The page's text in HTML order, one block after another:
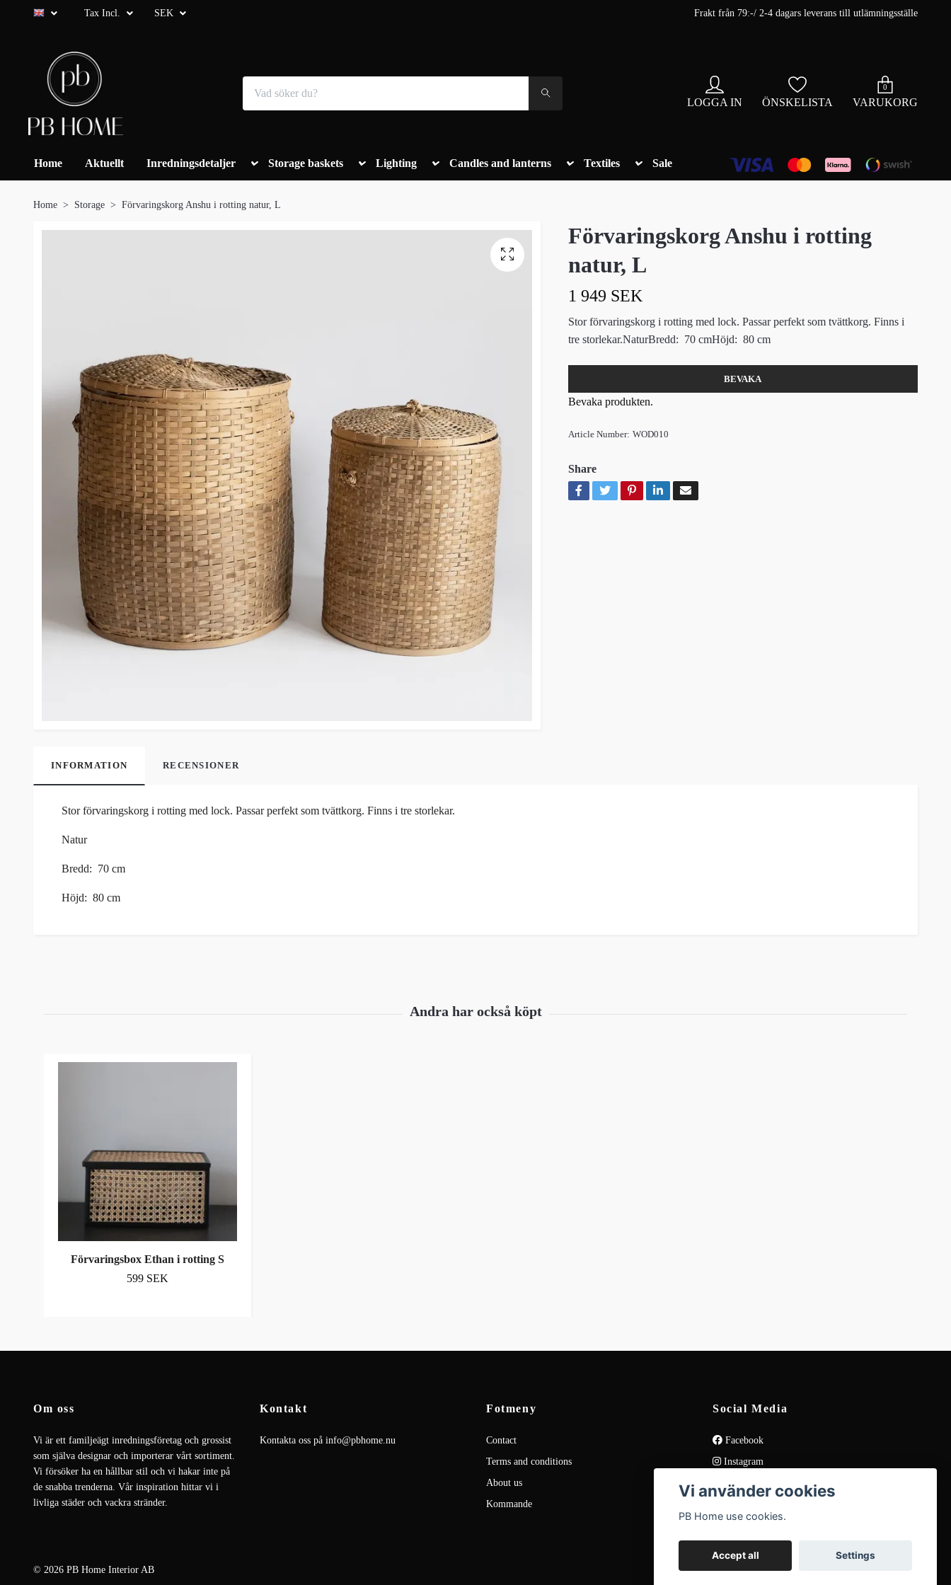
Tax Incl. SEK Frakt från 79:-/ 2-4 dagars leverans till utlämningsställe
LOGGA IN ÖNSKELISTA
0
VARUKORG
Home Aktuellt Inredningsdetaljer Storage baskets Lighting Candles and lanterns Textiles Sale
Home Storage Förvaringskorg Anshu i rotting natur, L
Förvaringskorg Anshu i rotting
natur, L
1 949 SEK
Stor förvaringskorg i rotting med lock. Passar perfekt som tvättkorg. Finns i
tre storlekar.NaturBredd: 70 cmHöjd: 80 cm
BEVAKA
Bevaka produkten.
Article Number: WOD010
Share
INFORMATION RECENSIONER
Stor förvaringskorg i rotting med lock. Passar perfekt som tvättkorg. Finns i tre storlekar.
Natur
Bredd: 70 cm
Höjd: 80 cm
Förvaringsbox Ethan i rotting S
599 SEK
Om oss
Vi är ett familjeägt inredningsföretag och grossist
som själva designar och importerar vårt sortiment.
Vi försöker ha en hållbar stil och vi hakar inte på
de snabba trenderna. Vår inspiration hittar vi i
livliga städer och vackra stränder.
Kontakt
Kontakta oss på info@pbhome.nu
Fotmeny
Contact
Terms and conditions
About us
Kommande
Social Media
Facebook
Instagram
© 2026 PB Home Interior AB
Vi använder cookies
PB Home use cookies.
Accept all Settings